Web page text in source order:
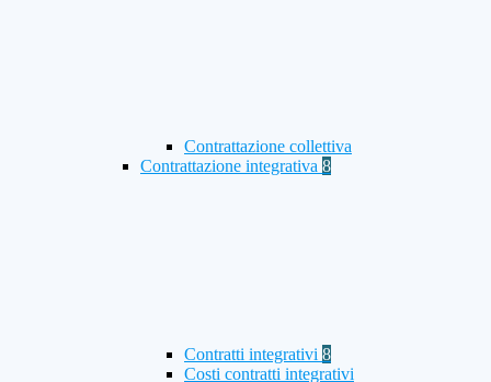
Contrattazione collettiva
Contrattazione integrativa 8
Contratti integrativi 8
Costi contratti integrativi